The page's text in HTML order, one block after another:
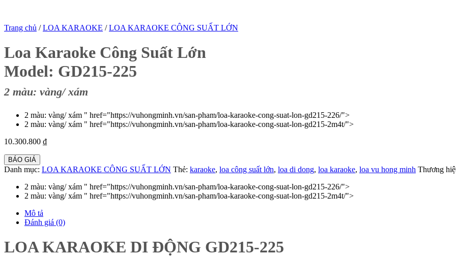
Trang chủ / LOA KARAOKE / LOA KARAOKE CÔNG SUẤT LỚN
Loa Karaoke Công Suất Lớn
Model: GD215-225
2 màu: vàng/ xám
2 màu: vàng/ xám " href="https://vuhongminh.vn/san-pham/loa-karaoke-cong-suat-lon-gd215-226/">
2 màu: vàng/ xám " href="https://vuhongminh.vn/san-pham/loa-karaoke-cong-suat-lon-gd215-2m4t/">
10.300.800 ₫
BÁO GIÁ
Danh mục: LOA KARAOKE CÔNG SUẤT LỚN Thẻ: karaoke, loa công suất lớn, loa di dong, loa karaoke, loa vu hong minh Thương
2 màu: vàng/ xám " href="https://vuhongminh.vn/san-pham/loa-karaoke-cong-suat-lon-gd215-226/">
2 màu: vàng/ xám " href="https://vuhongminh.vn/san-pham/loa-karaoke-cong-suat-lon-gd215-2m4t/">
Mô tả
Đánh giá (0)
LOA KARAOKE DI ĐỘNG GD215-225